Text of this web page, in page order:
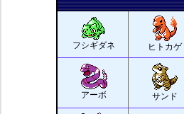
フシギダネ ヒトカゲ
アーボ サンド